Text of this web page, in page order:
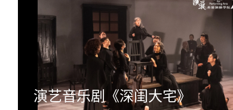
演艺音乐剧《深闺大宅》